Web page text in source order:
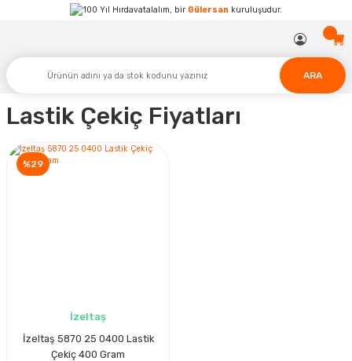
Hırdavatalalım, bir Gülersan kuruluşudur.
ARA
Lastik Çekiç Fiyatları
%29
İzeltaş
İzeltaş 5870 25 0400 Lastik
Çekiç 400 Gram